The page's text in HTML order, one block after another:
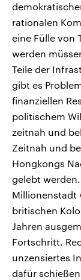
rationalen
eine Fülle von
werden
Teile der
gibt es
finanziellen
politischem
zeitnah und
Zeitnah und
Hongkongs
gelebt
Millionenstadt
britischen
Jahren
Fortschritt.
unzensiertes
dafür